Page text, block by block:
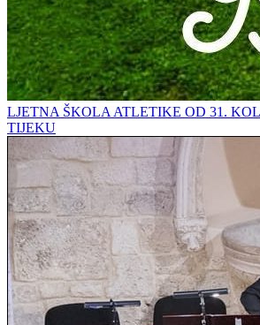
LJETNA ŠKOLA ATLETIKE OD 31.
TIJEKU